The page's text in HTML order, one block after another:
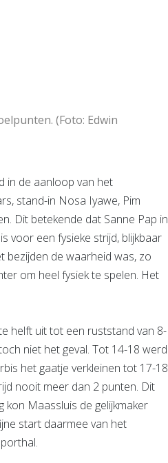
(Foto: Edwin
in de aanloop van het
stand-in Nosa Iyawe, Pim
Dit betekende dat Sanne Pap in
voor een fysieke strijd, blijkbaar
bezijden de waarheid was, zo
om heel fysiek te spelen. Het
helft uit tot een ruststand van 8-
niet het geval. Tot 14-18 werd
het gaatje verkleinen tot 17-18
nooit meer dan 2 punten. Dit
Maassluis de gelijkmaker
start daarmee van het